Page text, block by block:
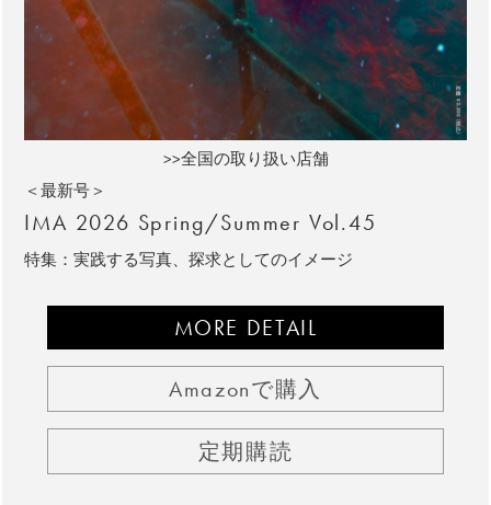
>>全国の取り扱い店舗
＜最新号＞
IMA 2026 Spring/Summer Vol.45
特集：実践する写真、探求としてのイメージ
MORE DETAIL
Amazonで購入
定期購読